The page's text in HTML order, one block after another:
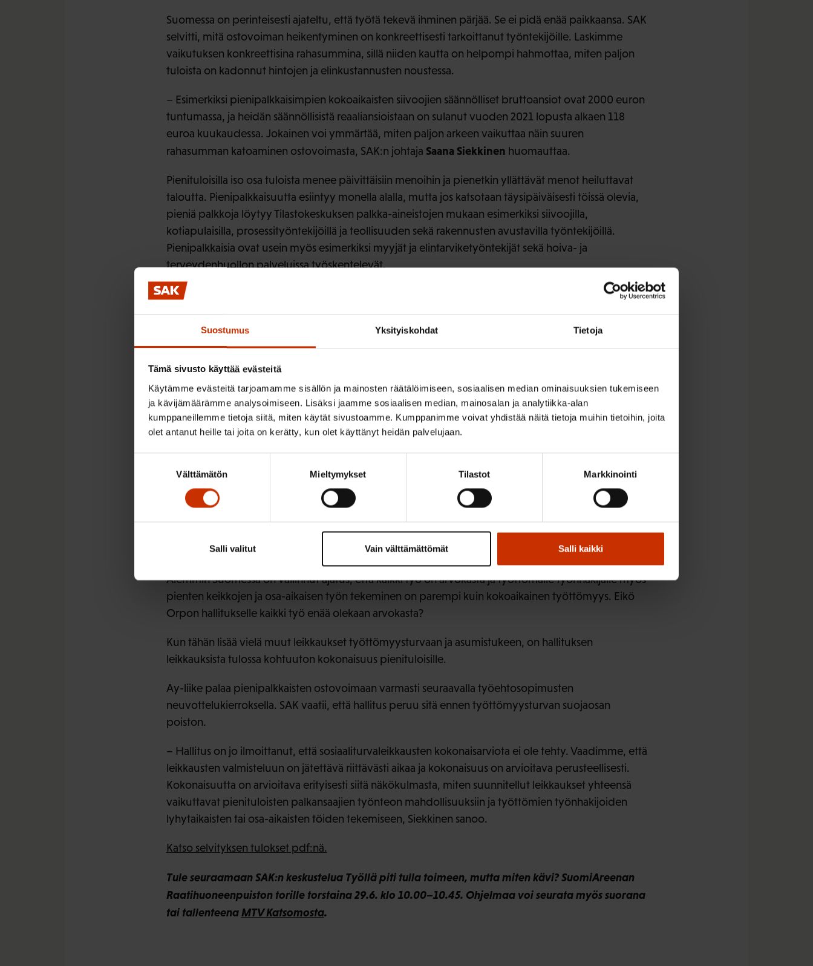
Suostumus Yksityiskohdat Tietoja
Tämä sivusto käyttää evästeitä
Käytämme evästeitä tarjoamamme sisällön ja mainosten räätälöimiseen, sosiaalisen median ominaisuuksien tukemiseen
ja kävijämäärämme analysoimiseen. Lisäksi jaamme sosiaalisen median, mainosalan ja analytiikka-alan
kumppaneillemme tietoja siitä, miten käytät sivustoamme. Kumppanimme voivat yhdistää näitä tietoja muihin tietoihin, joita
olet antanut heille tai joita on kerätty, kun olet käyttänyt heidän palvelujaan.
Välttämätön Mieltymykset Tilastot Markkinointi
Vain välttämättömät
Salli valitut Salli kaikki
Suomessa on perinteisesti ajateltu, että työtä tekevä ihminen pärjää. Se ei pidä enää paikkaansa. SAK
selvitti, mitä ostovoiman heikentyminen on konkreettisesti tarkoittanut työntekijöille. Laskimme
vaikutuksen konkreettisina rahasummina, sillä niiden kautta on helpompi hahmottaa, miten paljon
tuloista on kadonnut hintojen ja elinkustannusten noustessa.
– Esimerkiksi pienipalkkaisimpien kokoaikaisten siivoojien säännölliset bruttoansiot ovat 2000 euron
tuntumassa, ja heidän säännöllisistä reaaliansioistaan on sulanut vuoden 2021 lopusta alkaen 118
euroa kuukaudessa. Jokainen voi ymmärtää, miten paljon arkeen vaikuttaa näin suuren
rahasumman katoaminen ostovoimasta, SAK:n johtaja Saana Siekkinen huomauttaa.
Pienituloisilla iso osa tuloista menee päivittäisiin menoihin ja pienetkin yllättävät menot heiluttavat
taloutta. Pienipalkkaisuutta esiintyy monella alalla, mutta jos katsotaan täysipäiväisesti töissä olevia,
pieniä palkkoja löytyy Tilastokeskuksen palkka-aineistojen mukaan esimerkiksi siivoojilla,
kotiapulaisilla, prosessityöntekijöillä ja teollisuuden sekä rakennusten avustavilla työntekijöillä.
Pienipalkkaisia ovat usein myös esimerkiksi myyjät ja elintarviketyöntekijät sekä hoiva- ja
terveydenhuollon palveluissa työskentelevät.
– Laskelmien mukaan vajaassa kahdessa vuodessa palkansaajien reaaliansiot ovat menneet
painottaa.
moukaroivan leikkauslistansa.
– Esimerkiksi sairauslomapäivän palkattomuus kurjistaa erityisesti pienipalkkaisten oloja, koska heille
päivän palkan menettäminen on suhteessa huomattavasti isompi ongelma.
kannustanut tekemään kaikenlaista työtä työttömyyden aikana ilman, että työ on pienentänyt
työttömyyskorvauksen määrää. Erityisen tärkeä suojaosa on osa-aikatyötä tekevälle. Sen poisto
tai tarjoamaan lisätunteja siten, että palkalla tulee toimeen.
– Suojaosan poistamisella ei ole edes valtiovarainministeriön arvioiden mukaan työllisyysvaikutusta.
Aiemmin Suomessa on vallinnut ajatus, että kaikki työ on arvokasta ja työttömälle työnhakijalle myös
pienten keikkojen ja osa-aikaisen työn tekeminen on parempi kuin kokoaikainen työttömyys. Eikö
Orpon hallitukselle kaikki työ enää olekaan arvokasta?
Kun tähän lisää vielä muut leikkaukset työttömyysturvaan ja asumistukeen, on hallituksen
leikkauksista tulossa kohtuuton kokonaisuus pienituloisille.
Ay-liike palaa pienipalkkaisten ostovoimaan varmasti seuraavalla työehtosopimusten
neuvottelukierroksella. SAK vaatii, että hallitus peruu sitä ennen työttömyysturvan suojaosan
poiston.
– Hallitus on jo ilmoittanut, että sosiaaliturvaleikkausten kokonaisarviota ei ole tehty. Vaadimme, että
leikkausten valmisteluun on jätettävä riittävästi aikaa ja kokonaisuus on arvioitava perusteellisesti.
Kokonaisuutta on arvioitava erityisesti siitä näkökulmasta, miten suunnitellut leikkaukset yhteensä
vaikuttavat pienituloisten palkansaajien työnteon mahdollisuuksiin ja työttömien työnhakijoiden
lyhytaikaisten tai osa-aikaisten töiden tekemiseen, Siekkinen sanoo.
Katso selvityksen tulokset pdf:nä.
Tule seuraamaan SAK:n keskustelua Työllä piti tulla toimeen, mutta miten kävi? SuomiAreenan
Raatihuoneenpuiston torille torstaina 29.6. klo 10.00–10.45. Ohjelmaa voi seurata myös suorana
tai tallenteena MTV Katsomosta.